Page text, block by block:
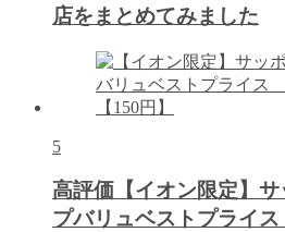
店をまとめてみました
5
高評価【イオン限定】
プバリュベストプライ